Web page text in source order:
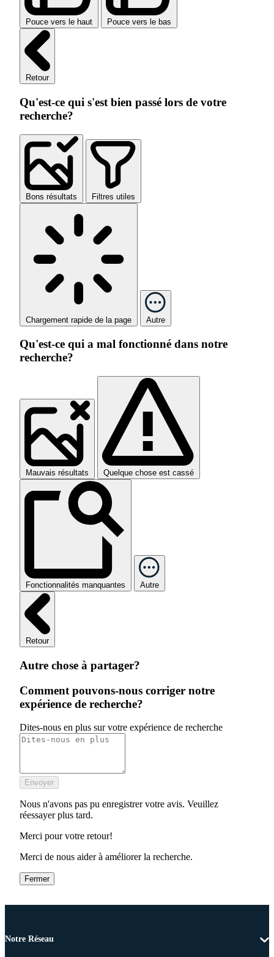
Pouce vers le haut Pouce vers le bas
Retour
Qu'est-ce qui s'est bien passé lors de votre
recherche?
Bons résultats Filtres utiles
Chargement rapide de la page Autre
Qu'est-ce qui a mal fonctionné dans notre
recherche?
Mauvais résultats Quelque chose est cassé
Fonctionnalités manquantes Autre
Retour
Autre chose à partager?
Comment pouvons-nous corriger notre
expérience de recherche?
Dites-nous en plus sur votre expérience de recherche
Envoyer
Nous n'avons pas pu enregistrer votre avis. Veuillez
réessayer plus tard.
Merci pour votre retour!
Merci de nous aider à améliorer la recherche.
Fermer
Notre Réseau